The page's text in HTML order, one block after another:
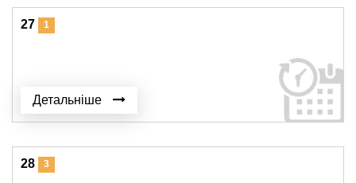
27 1
Детальніше
28 3